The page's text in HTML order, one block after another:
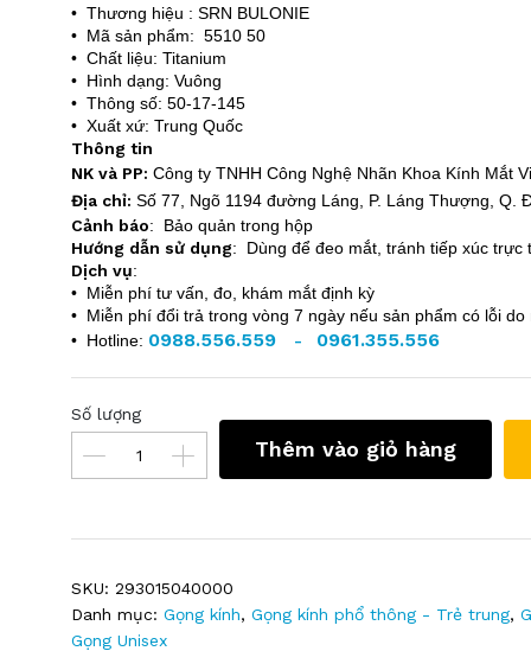
• Thương hiệu : SRN BULONIE
• Mã sản phẩm: 5510 50
• Chất liệu: Titanium
• Hình dạng: Vuông
• Thông số: 50-17-145
• Xuất xứ: Trung Quốc
Thông tin
NK và PP: Công ty TNHH Công Nghệ Nhãn Khoa Kính Mắt
Địa chỉ: Số 77, Ngõ 1194 đường Láng, P. Láng Thượng, Q.
Cảnh báo: Bảo quản trong hộp
Hướng dẫn sử dụng: Dùng để đeo mắt, tránh tiếp xúc trực
Dịch vụ:
• Miễn phí tư vấn, đo, khám mắt định kỳ
• Miễn phí đổi trả trong vòng 7 ngày nếu sản phẩm có lỗi do
• Hotline: 0988.556.559 - 0961.355.556
Số lượng
Thêm vào giỏ hàng
SKU: 293015040000
Danh mục: Gọng kính, Gọng kính phổ thông - Trẻ trung,
Gọng Unisex